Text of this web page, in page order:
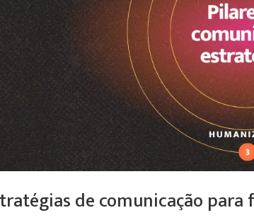
de comunicação para